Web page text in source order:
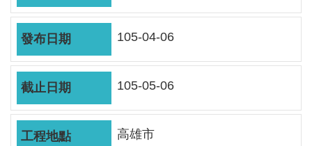
務
軸
新
水
情
105-04-06
105-05-06
高雄市